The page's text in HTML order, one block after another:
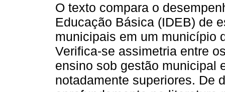
O texto compara o
Educação Básica (IDEB) de
municipais em um município
Verifica-se assimetria entre
ensino sob gestão municipal
notadamente superiores. De